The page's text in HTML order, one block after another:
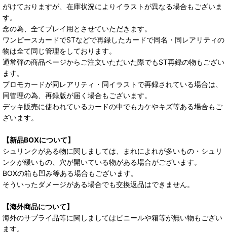
がけておりますが、在庫状況によりイラストが異なる場合もございま
す。
念の為、全てプレイ用とさせていただきます。
ワンピースカードでSTなどで再録したカードで同名・同レアリティの
物は全て同じ管理をしております。
通常弾の商品ページからご注文いただいた際でもST再録の物もござい
ます。
プロモカードが同レアリティ・同イラストで再録されている場合は、
同管理の為、再録版が届く場合もございます。
デッキ販売に使われているカードの中でもカケやキズ等ある場合もご
ざいます。
【新品BOXについて】
シュリンクがある物に関しましては、まれによれが多いもの・シュリ
ンクが緩いもの、穴が開いている物がある場合がございます。
BOXの箱も凹み等ある場合もございます。
そういったダメージがある場合でも交換返品はできません。
【海外商品について】
海外のサプライ品等に関しましてはビニールや箱等が無い物もござい
ます。